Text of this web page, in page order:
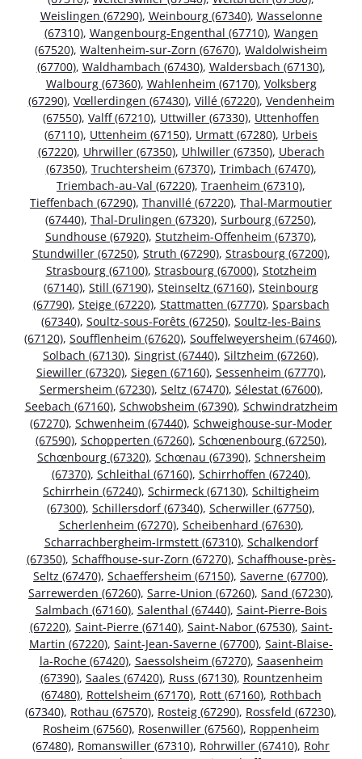
Weislingen (67290), Weinbourg (67340), Wasselonne
(67310), Wangenbourg-Engenthal (67710), Wangen
(67520), Waltenheim-sur-Zorn (67670), Waldolwisheim
(67700), Waldhambach (67430), Waldersbach (67130),
Walbourg (67360), Wahlenheim (67170), Volksberg
(67290), Vœllerdingen (67430), Villé (67220), Vendenheim
(67550), Valff (67210), Uttwiller (67330), Uttenhoffen
(67110), Uttenheim (67150), Urmatt (67280), Urbeis
(67220), Uhrwiller (67350), Uhlwiller (67350), Uberach
(67350), Truchtersheim (67370), Trimbach (67470),
Triembach-au-Val (67220), Traenheim (67310),
Tieffenbach (67290), Thanvillé (67220), Thal-Marmoutier
(67440), Thal-Drulingen (67320), Surbourg (67250),
Sundhouse (67920), Stutzheim-Offenheim (67370),
Stundwiller (67250), Struth (67290), Strasbourg (67200),
Strasbourg (67100), Strasbourg (67000), Stotzheim
(67140), Still (67190), Steinseltz (67160), Steinbourg
(67790), Steige (67220), Stattmatten (67770), Sparsbach
(67340), Soultz-sous-Forêts (67250), Soultz-les-Bains
(67120), Soufflenheim (67620), Souffelweyersheim (67460),
Solbach (67130), Singrist (67440), Siltzheim (67260),
Siewiller (67320), Siegen (67160), Sessenheim (67770),
Sermersheim (67230), Seltz (67470), Sélestat (67600),
Seebach (67160), Schwobsheim (67390), Schwindratzheim
(67270), Schwenheim (67440), Schweighouse-sur-Moder
(67590), Schopperten (67260), Schœnenbourg (67250),
Schœnbourg (67320), Schœnau (67390), Schnersheim
(67370), Schleithal (67160), Schirrhoffen (67240),
Schirrhein (67240), Schirmeck (67130), Schiltigheim
(67300), Schillersdorf (67340), Scherwiller (67750),
Scherlenheim (67270), Scheibenhard (67630),
Scharrachbergheim-Irmstett (67310), Schalkendorf
(67350), Schaffhouse-sur-Zorn (67270), Schaffhouse-près-
Seltz (67470), Schaeffersheim (67150), Saverne (67700),
Sarrewerden (67260), Sarre-Union (67260), Sand (67230),
Salmbach (67160), Salenthal (67440), Saint-Pierre-Bois
(67220), Saint-Pierre (67140), Saint-Nabor (67530), Saint-
Martin (67220), Saint-Jean-Saverne (67700), Saint-Blaise-
la-Roche (67420), Saessolsheim (67270), Saasenheim
(67390), Saales (67420), Russ (67130), Rountzenheim
(67480), Rottelsheim (67170), Rott (67160), Rothbach
(67340), Rothau (67570), Rosteig (67290), Rossfeld (67230),
Rosheim (67560), Rosenwiller (67560), Roppenheim
(67480), Romanswiller (67310), Rohrwiller (67410), Rohr